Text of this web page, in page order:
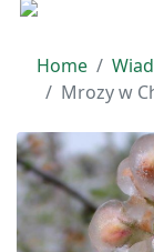
Home
Mrozy w